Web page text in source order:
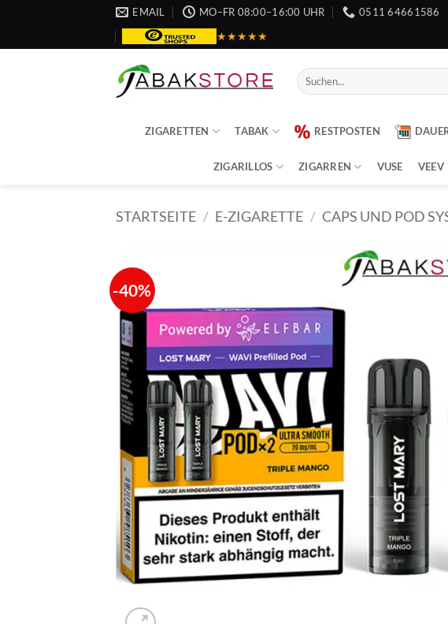
springen
EMAIL MO–FR 08:00–16:00 UHR 0511 64661586
★★★★★
Suche
nach:
ZIGARETTEN TABAK RESTPOSTEN
ZIGARILLOS ZIGARREN VUSE VEEV
STARTSEITE / E-ZIGARETTE / CAPS UND POD
-40%